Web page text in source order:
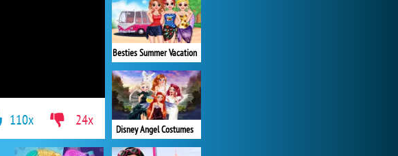
Besties Summer Vacation
Disney Angel Costumes
110x 24x